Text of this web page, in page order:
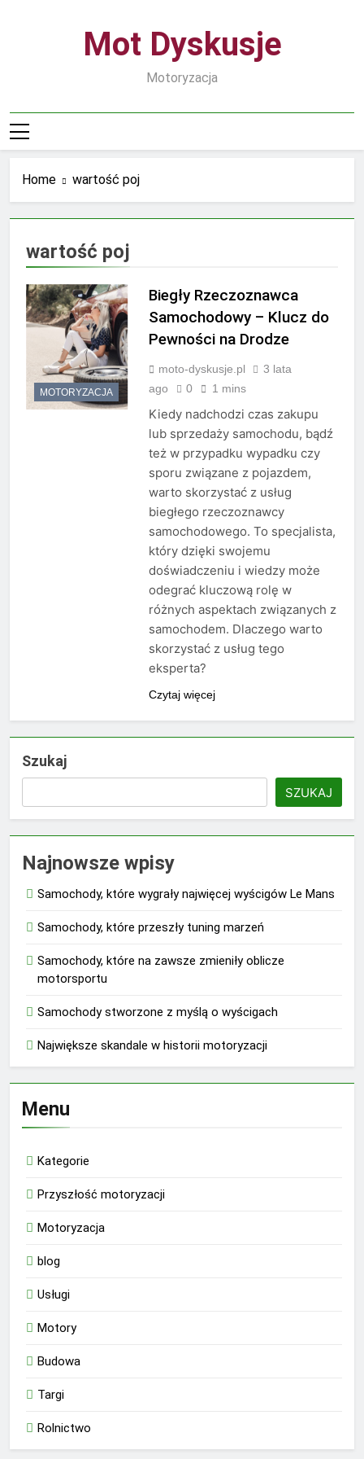
Mot Dyskusje
Motoryzacja
Home wartość poj
wartość poj
MOTORYZACJA
Biegły Rzeczoznawca
Samochodowy – Klucz do
Pewności na Drodze
moto-dyskusje.pl
3 lata
ago
0 1 mins
Kiedy nadchodzi czas zakupu
lub sprzedaży samochodu, bądź
też w przypadku wypadku czy
sporu związane z pojazdem,
warto skorzystać z usług
biegłego rzeczoznawcy
samochodowego. To specjalista,
który dzięki swojemu
doświadczeniu i wiedzy może
odegrać kluczową rolę w
różnych aspektach związanych z
samochodem. Dlaczego warto
skorzystać z usług tego
eksperta?
Czytaj więcej
Szukaj
SZUKAJ
Najnowsze wpisy
Samochody, które wygrały najwięcej wyścigów Le Mans
Samochody, które przeszły tuning marzeń
Samochody, które na zawsze zmieniły oblicze
motorsportu
Samochody stworzone z myślą o wyścigach
Największe skandale w historii motoryzacji
Menu
Kategorie
Przyszłość motoryzacji
Motoryzacja
blog
Usługi
Motory
Budowa
Targi
Rolnictwo